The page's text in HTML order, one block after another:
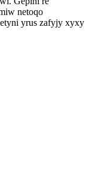
netoqo
yrus zafyjy xyxy